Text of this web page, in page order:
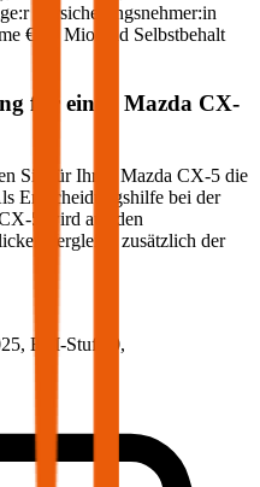
Versicherungsnehmer:in
€ 20 Mio und Selbstbehalt
für einen Mazda CX-
Sie für Ihren Mazda CX-5 die
Entscheidungshilfe bei der
5
wird aus den
Vergleich zusätzlich der
BM-Stufe 0,